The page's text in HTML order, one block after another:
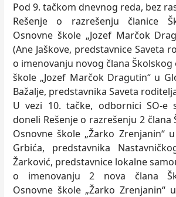
Pod 9. tačkom dnevnog reda, bez
Rešenje o razrešenju članice
Osnovne škole „Jozef Marčok
(Ane Jaškove, predstavnice Saveta
o imenovanju novog člana
škole „Jozef Marčok Dragutin“ u
Bažalje, predstavnika Saveta
U vezi 10. tačke, odbornici SO-e
doneli Rešenje o razrešenju 2 člana
Osnovne škole „Žarko Zrenjanin“
Grbića, predstavnika
Žarković, predstavnice lokalne
o imenovanju 2 nova člana
Osnovne škole „Žarko Zrenjanin“